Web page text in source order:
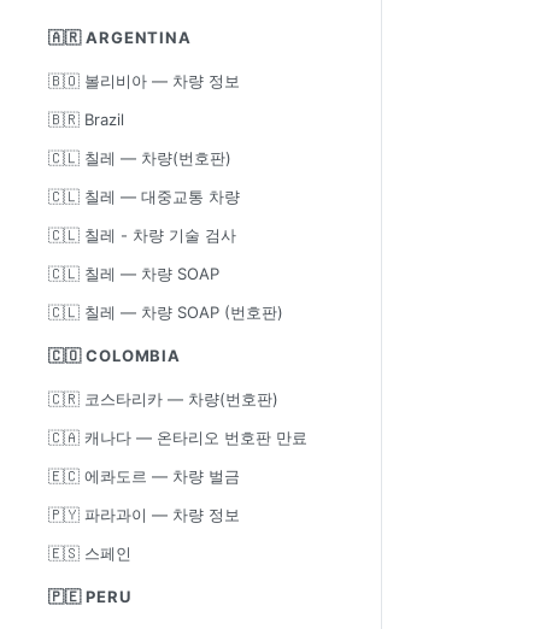
🇦🇷 ARGENTINA
🇧🇴 볼리비아 — 차량 정보
🇧🇷 Brazil
🇨🇱 칠레 — 차량(번호판)
🇨🇱 칠레 — 대중교통 차량
🇨🇱 칠레 - 차량 기술 검사
🇨🇱 칠레 — 차량 SOAP
🇨🇱 칠레 — 차량 SOAP (번호판)
🇨🇴 COLOMBIA
🇨🇷 코스타리카 — 차량(번호판)
🇨🇦 캐나다 — 온타리오 번호판 만료
🇪🇨 에콰도르 — 차량 벌금
🇵🇾 파라과이 — 차량 정보
🇪🇸 스페인
🇵🇪 PERU